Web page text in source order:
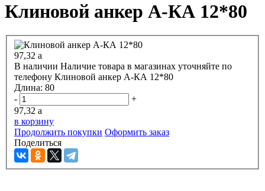
Клиновой анкер А-КА 12*80
97,32 a
В наличии Наличие товара в магазинах уточняйте по
телефону Клиновой анкер А-КА 12*80
Длина: 80
-
+
97,32 a
в корзину
Продолжить покупки Оформить заказ
Поделиться